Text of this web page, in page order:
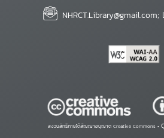
สงวนสิทธิ์ภายใต้สัญญาอนุญาต Creative Commons •